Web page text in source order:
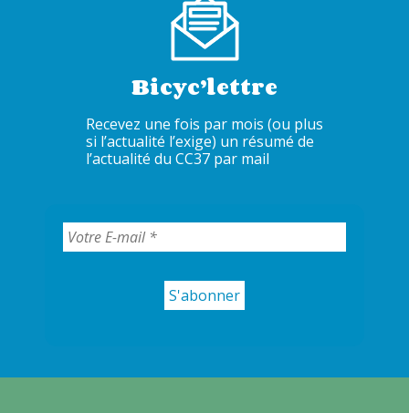
Bicyc’lettre
Recevez une fois par mois (ou plus
si l’actualité l’exige) un résumé de
l’actualité du CC37 par mail